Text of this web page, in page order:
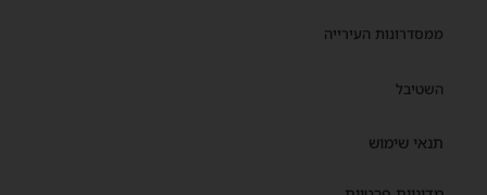
ממסדרונות העירייה
השטיבל
תנאי שימוש